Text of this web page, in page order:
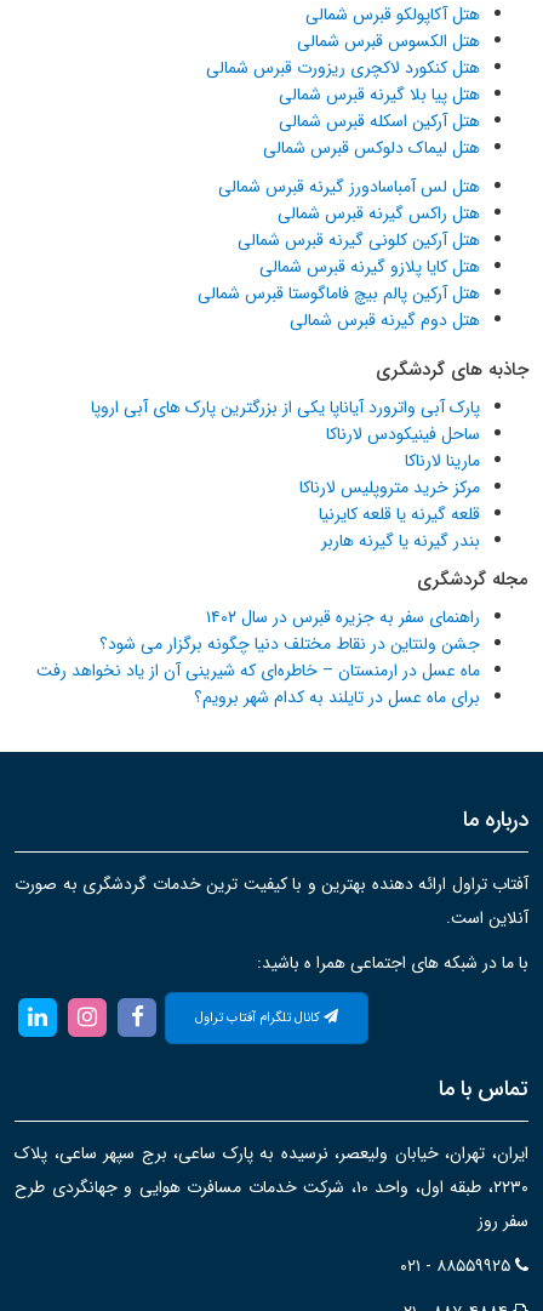
هتل آکاپولکو قبرس شمالی
هتل الکسوس قبرس شمالی
هتل کنکورد لاکچری ریزورت قبرس شمالی
هتل پیا بلا گیرنه قبرس شمالی
هتل آرکین اسکله قبرس شمالی
هتل لیماک دلوکس قبرس شمالی
هتل لس آمباسادورز گیرنه قبرس شمالی
هتل راکس گیرنه قبرس شمالی
هتل آرکین کلونی گیرنه قبرس شمالی
هتل کایا پلازو گیرنه قبرس شمالی
هتل آرکین پالم بیچ فاماگوستا قبرس شمالی
هتل دوم گیرنه قبرس شمالی
جاذبه های گردشگری
پارک آبی واترورد آیاناپا یکی از بزرگترین پارک های آبی اروپا
ساحل فینیکودس لارناکا
مارینا لارناکا
مرکز خرید متروپلیس لارناکا
قلعه گیرنه یا قلعه کایرنیا
بندر گیرنه یا گیرنه هاربر
مجله گردشگری
راهنمای سفر به جزیره قبرس در سال ۱۴۰۲
جشن ولنتاین در نقاط مختلف دنیا چگونه برگزار می شود؟
ماه عسل در ارمنستان – خاطره‌ای که شیرینی آن از یاد نخواهد رفت
برای ماه عسل در تایلند به کدام شهر برویم؟
درباره ما
آفتاب تراول ارائه دهنده بهترین و با کیفیت ترین خدمات گردشگری به صورت
آنلاین است.
با ما در شبکه های اجتماعی همرا ه باشید:
کانال تلگرام آفتاب تراول
تماس با ما
ایران، تهران، خیابان ولیعصر، نرسیده به پارک ساعی، برج سپهر ساعی، پلاک
۲۲۳۰، طبقه اول، واحد ۱۰، شرکت خدمات مسافرت هوایی و جهانگردی طرح
سفر روز
۰۲۱ - ۸۸۵۵۹۹۲۵